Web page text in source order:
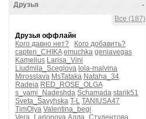
-
Друзья
Все (187)
Друзья оффлайн
Кого давно нет?
Кого добавить?
capten_CHIKA emuchka geniavegas
Kamelius Larisa_Vini
Liudmila_Sceglova lola-malvina
Mirosslava MsTataka Nataha_34
Radeia RED_ROSE_OLGA
s_vami_Nadeshda Schamada starik51
Sveta_Savyhska T-L TANIUSA47
TimOlya Valentina_begi
Vera_Larionova Алла_Студентова